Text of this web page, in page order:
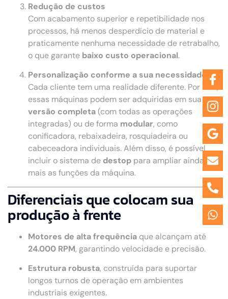
Redução de custos
Com acabamento superior e repetibilidade nos
processos, há menos desperdício de material e
praticamente nenhuma necessidade de retrabalho,
o que garante baixo custo operacional.
Personalização conforme a sua necessidade
Cada cliente tem uma realidade diferente. Por isso,
essas máquinas podem ser adquiridas em sua
versão completa (com todas as operações
integradas) ou de forma modular, como
conificadora, rebaixadeira, rosquiadeira ou
cabeceadora individuais. Além disso, é possível
incluir o sistema de destop para ampliar ainda
mais as funções da máquina.
Diferenciais que colocam sua
produção à frente
Motores de alta frequência que alcançam até
24.000 RPM, garantindo velocidade e precisão.
Estrutura robusta, construída para suportar
longos turnos de operação em ambientes
industriais exigentes.